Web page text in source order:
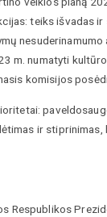
teiks išvadas
nesuderinamumo
m. numatyti
komisijos
ir
Respublikos